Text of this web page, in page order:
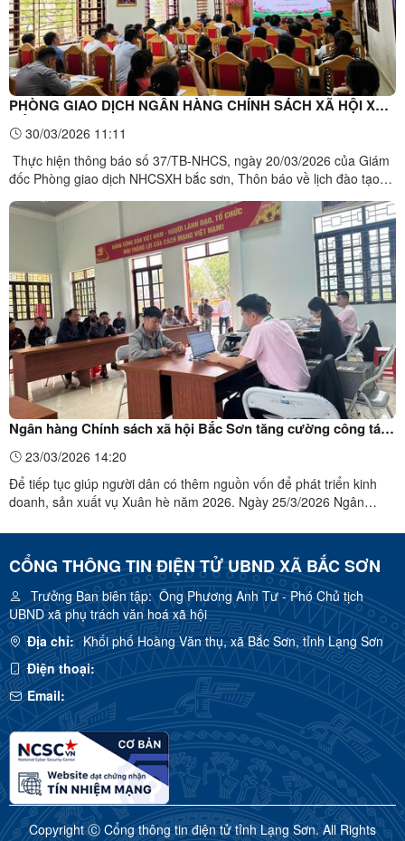
PHÒNG GIAO DỊCH NGÂN HÀNG CHÍNH SÁCH XÃ HỘI XÃ
BẮC SƠN TẬP HUẤN NGHIỆP VỤ ỦY THÁC NĂM 2026 CHO
CÁC TRƯỞNG THÔN VÀ BAN QUẢN LÝ TỔ TIẾT KIỆM VÀ
VAY VỐN
30/03/2026 11:11
Thực hiện thông báo số 37/TB-NHCS, ngày 20/03/2026 của Giám
đốc Phòng giao dịch NHCSXH bắc sơn, Thôn báo về lịch đào tạo
giao dịch Ngân hàng Chính sách xã hội (NHCSXH) Bắc Sơn phối
hợp với UBND xã Bắc Sơn tổ chức hội nghị tập huấn về công ...
Ngân hàng Chính sách xã hội Bắc Sơn tăng cường công tác
giải ngân để phục vụ người dân Có thêm nguồn vốn để đầu
tư sản xuất trên địa bàn xã Bắc Sơn
23/03/2026 14:20
Để tiếp tục giúp người dân có thêm nguồn vốn để phát triển kinh
doanh, sản xuất vụ Xuân hè năm 2026. Ngày 25/3/2026 Ngân
Tổ chức Hội nhận ủy thác xã Bắc Sơn đã triển khai, hoàn thiện và
phê duyệt hồ sơ để giải ngân cho những hộ dân có ...
CỔNG THÔNG TIN ĐIỆN TỬ UBND XÃ BẮC SƠN
Trưởng Ban biên tập:Ông Phương Anh Tư - Phó Chủ tịch
UBND xã phụ trách văn hoá xã hội
Địa chỉ: Khối phố Hoàng Văn thụ, xã Bắc Sơn, tỉnh Lạng Sơn
Điện thoại:
Email:
Copyright Ⓒ Cổng thông tin điện tử tỉnh Lạng Sơn. All Rights